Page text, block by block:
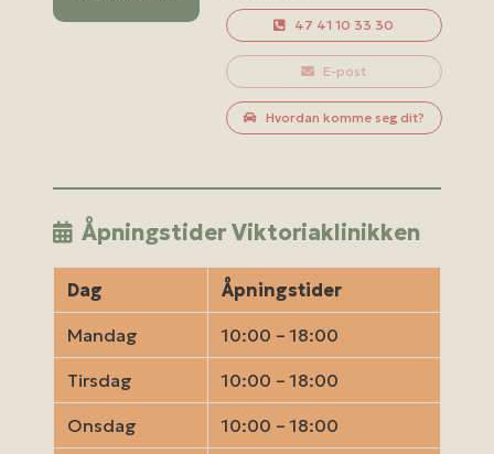
47 41 10 33 30
E-post
Hvordan komme seg dit?
Åpningstider Viktoriaklinikken
Dag Åpningstider
Mandag 10:00 – 18:00
Tirsdag 10:00 – 18:00
Onsdag 10:00 – 18:00